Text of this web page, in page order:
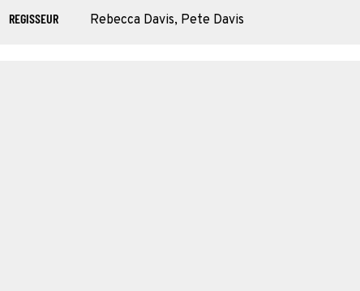
REGISSEUR Rebecca Davis, Pete Davis